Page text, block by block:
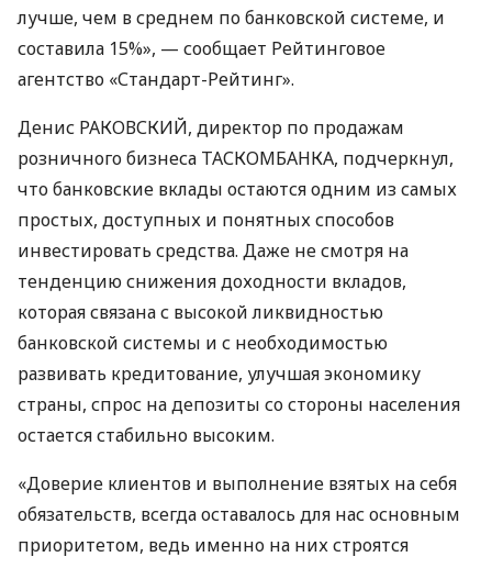
лучше, чем в среднем по банковской системе, и
составила 15%», — сообщает Рейтинговое
агентство «Стандарт-Рейтинг».
Денис РАКОВСКИЙ, директор по продажам
розничного бизнеса ТАСКОМБАНКА, подчеркнул,
что банковские вклады остаются одним из самых
простых, доступных и понятных способов
инвестировать средства. Даже не смотря на
тенденцию снижения доходности вкладов,
которая связана с высокой ликвидностью
банковской системы и с необходимостью
развивать кредитование, улучшая экономику
страны, спрос на депозиты со стороны населения
остается стабильно высоким.
«Доверие клиентов и выполнение взятых на себя
обязательств, всегда оставалось для нас основным
приоритетом, ведь именно на них строятся